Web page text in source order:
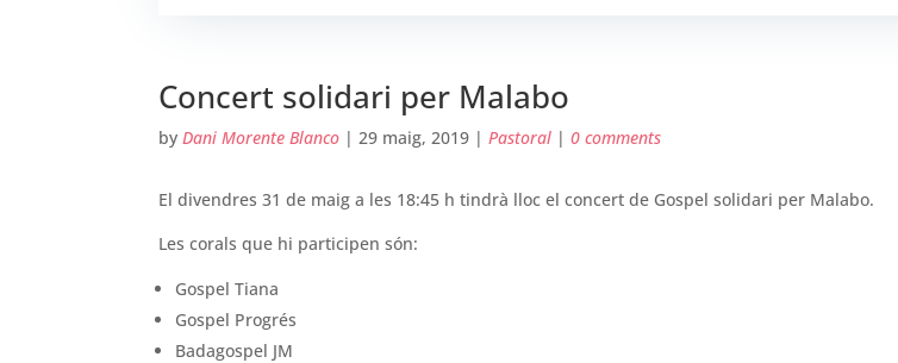
Concert solidari per Malabo
by Dani Morente Blanco| 29 maig, 2019| Pastoral| 0 comments
El divendres 31 de maig a les 18:45 h tindrà lloc el concert de Gospel solidari per Malabo.
Les corals que hi participen són:
Gospel Tiana
Gospel Progrés
Badagospel JM